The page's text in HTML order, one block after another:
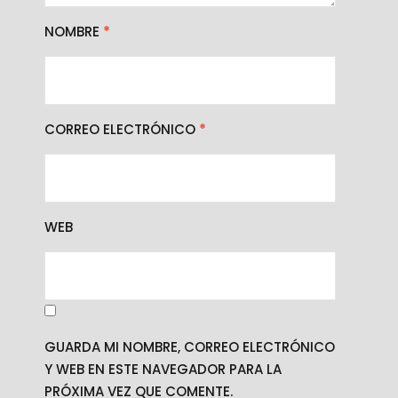
NOMBRE *
CORREO ELECTRÓNICO *
WEB
GUARDA MI NOMBRE, CORREO ELECTRÓNICO
Y WEB EN ESTE NAVEGADOR PARA LA
PRÓXIMA VEZ QUE COMENTE.